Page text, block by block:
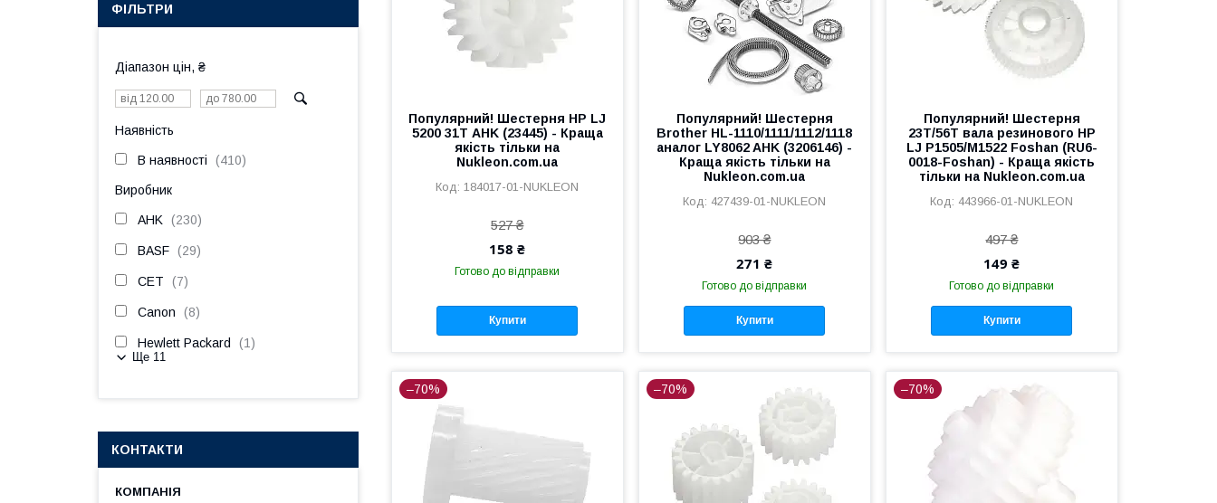
Популярний! Шестерня HP LJ
5200 31Т AHK (23445) - Краща
якість тільки на
Nukleon.com.ua
184017-01-NUKLEON
527 ₴
158 ₴
Готово до відправки
Купити
Популярний! Шестерня
Brother HL-1110/1111/1112/1118
аналог LY8062 AHK (3206146) -
Краща якість тільки на
Nukleon.com.ua
427439-01-NUKLEON
903 ₴
271 ₴
Готово до відправки
Купити
Популярний! Шестерня
23T/56T вала резинового HP
LJ P1505/M1522 Foshan (RU6-
0018-Foshan) - Краща якість
тільки на Nukleon.com.ua
443966-01-NUKLEON
497 ₴
149 ₴
Готово до відправки
Купити
–70% –70% –70%
ФІЛЬТРИ
Діапазон цін, ₴
Наявність
В наявності 410
Виробник
AHK 230
BASF 29
CET 7
Canon 8
Hewlett Packard 1
Ще 11
КОНТАКТИ